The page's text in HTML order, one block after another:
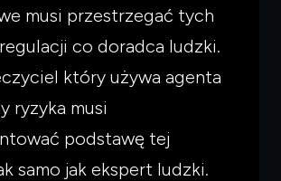
musi przestrzegać tych
co doradca ludzki.
który używa agenta
ryzyka musi
podstawę tej
samo jak ekspert ludzki.